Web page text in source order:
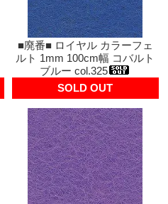
■廃番■ ロイヤル カラーフェ
ルト 1mm 100cm幅 コバルト
ブルー col.325
SOLD OUT